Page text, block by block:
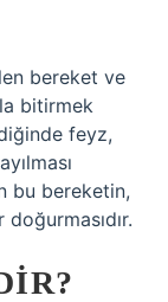
bereket ve
bitirmek
feyz,
bu bereketin,